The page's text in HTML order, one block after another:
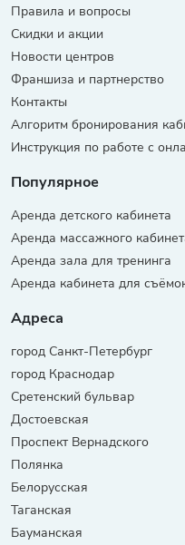
Правила и вопросы
Скидки и акции
Новости центров
Франшиза и партнерство
Контакты
Алгоритм бронирования
Инструкция по работе с
Популярное
Аренда детского кабинета
Аренда массажного
Аренда зала для тренинга
Аренда кабинета для
Адреса
город Санкт-Петербург
город Краснодар
Сретенский бульвар
Достоевская
Проспект Вернадского
Полянка
Белорусская
Таганская
Бауманская